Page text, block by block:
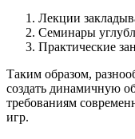
Лекции
Семинары
Практические
Таким образом,
создать динамичную
требованиям
игр.